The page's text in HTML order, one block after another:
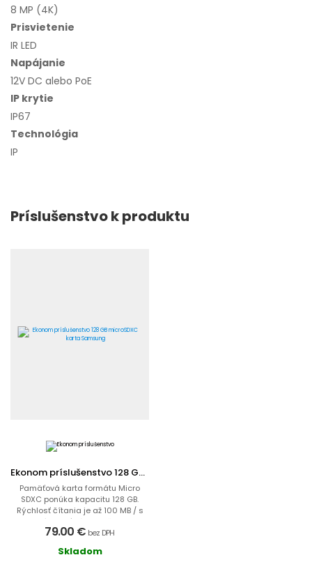
8 MP (4K)
Prisvietenie
IR LED
Napájanie
12V DC alebo PoE
IP krytie
IP67
Technológia
IP
Príslušenstvo k produktu
Ekonom príslušenstvo 128 GB microSDXC karta Samsung
Pamäťová karta formátu Micro
SDXC ponúka kapacitu 128 GB.
Rýchlosť čítania je až 100 MB / s
a rýchlosť zápisu až 30...
79.00 € bez DPH
Skladom